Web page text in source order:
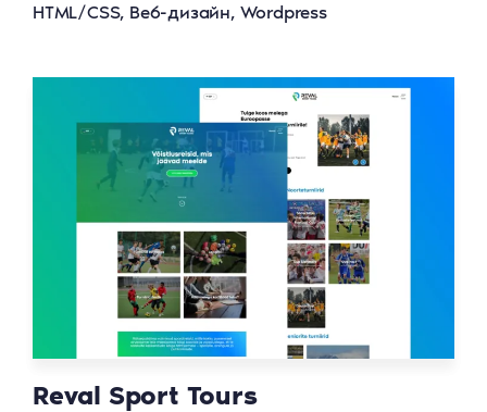
HTML/CSS, Веб-дизайн, Wordpress
Reval Sport Tours